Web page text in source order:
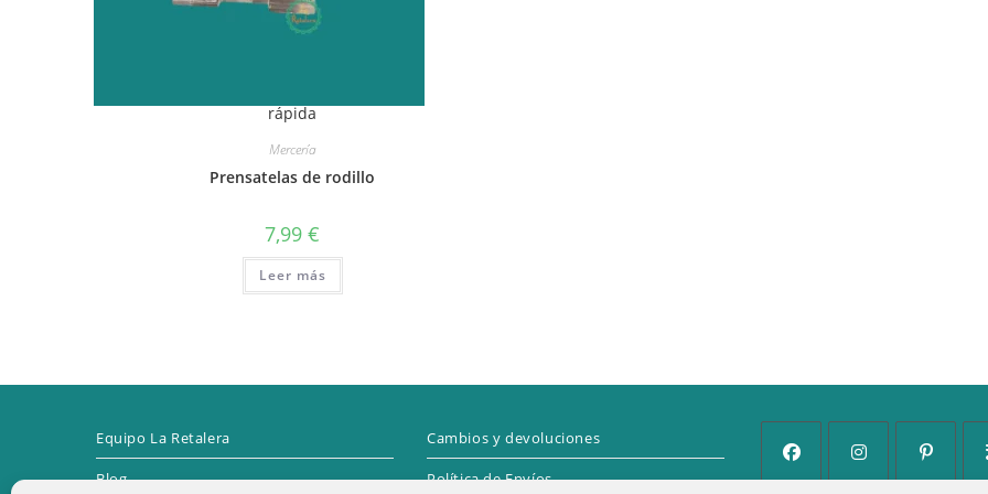
rápida
Mercería
Prensatelas de rodillo
7,99€
Leer más
Equipo La Retalera
Blog
Cambios y devoluciones
Política de Envíos